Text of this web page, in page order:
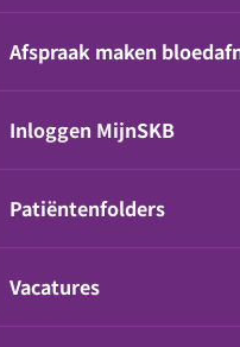
Afspraak maken
Inloggen MijnSKB
Patiëntenfolders
Vacatures